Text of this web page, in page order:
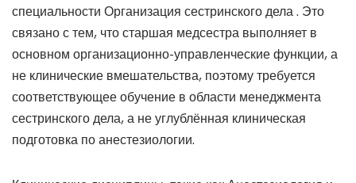
специальности Организация сестринского дела . Это
связано с тем, что старшая медсестра выполняет в
основном организационно-управленческие функции, а
не клинические вмешательства, поэтому требуется
соответствующее обучение в области менеджмента
сестринского дела, а не углублённая клиническая
подготовка по анестезиологии.